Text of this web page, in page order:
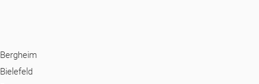
Bergheim
Bielefeld